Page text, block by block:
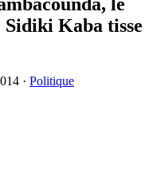
le
Kaba tisse
· Politique